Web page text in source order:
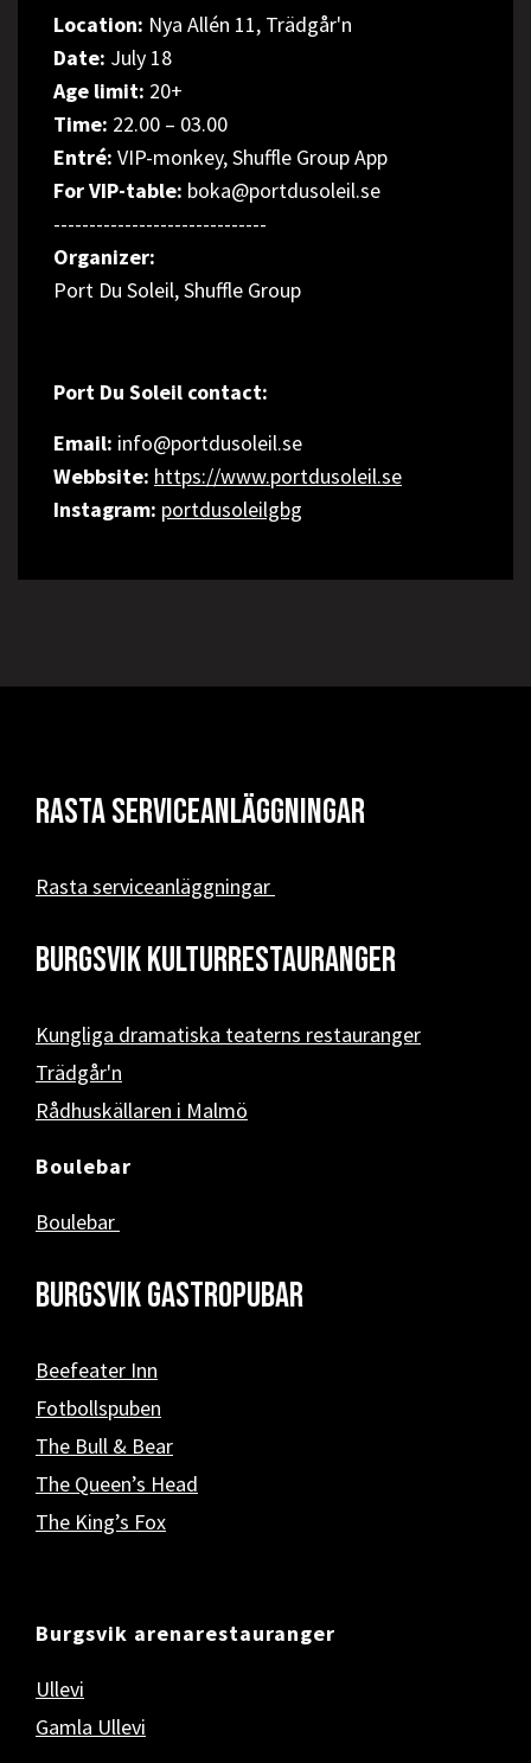
Location: Nya Allén 11, Trädgår'n
Date: July 18
Age limit: 20+
Time: 22.00 – 03.00
Entré: VIP-monkey, Shuffle Group App
For VIP-table: boka@portdusoleil.se
------------------------------
Organizer:
Port Du Soleil, Shuffle Group
Port Du Soleil contact:
Email: info@portdusoleil.se
Webbsite: https://www.portdusoleil.se
Instagram: portdusoleilgbg
Rasta serviceanläggningar
Rasta serviceanläggningar
Burgsvik kulturrestauranger
Kungliga dramatiska teaterns restauranger
Trädgår'n
Rådhuskällaren i Malmö
Boulebar
Boulebar
Burgsvik Gastropubar
Beefeater Inn
Fotbollspuben
The Bull & Bear
The Queen’s Head
The King’s Fox
Burgsvik arenarestauranger
Ullevi
Gamla Ullevi